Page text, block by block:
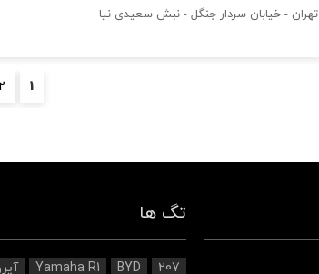
تهران - خیابان سردار جنگل - نبش سعیدی نیا
1
تگ ها
207
BYD
Yamaha R1